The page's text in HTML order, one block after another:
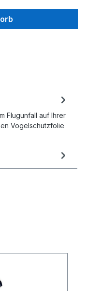
Flugunfall auf Ihrer
Vogelschutzfolie